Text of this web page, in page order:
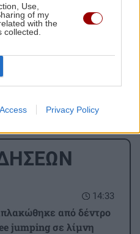
Use,
of my
with the
Privacy Policy
στοGoogle Newsκαι
ειδήσεις για την Κρήτη
14:33
από δέντρο
jumping σε λίμνη